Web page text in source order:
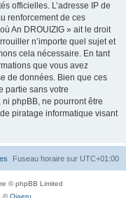
officielles. L’adresse IP de
renforcement de ces
An DROUIZIG » ait le droit
n’importe quel sujet et
cela nécessaire. En tant
que vous avez
de données. Bien que ces
partie sans votre
phpBB, ne pourront être
piratage informatique visant
Fuseau horaire sur UTC+01:00
© phpBB Limited
©Qiaeru